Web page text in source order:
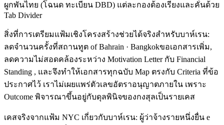
ผูกพันไทย (โฉนด ทะเบียน DBD) แต่ละกองต้องเรียงและคั่นด้วย
Tab Divider
สิ่งที่การเตรียมแฟ้มเชิงโครงสร้างช่วยได้จริงสำหรับบาห์เรน:
ลดจำนวนครั้งที่สถานทูต of Bahrain · Bangkokขอเอกสารเพิ่ม,
ลดความไม่สอดคล้องระหว่าง Motivation Letter กับ Financial
Standing , และจึงทำให้เอกสารทุกฉบับ Map ตรงกับ Criteria ที่ข้อ
ประกาศไว้ เราไม่เผยแพร่ตัวเลขอัตราอนุญาตภายใน เพราะ
Outcome พิจารณาขึ้นอยู่กับดุลพินิจของกงสุลเป็นรายเคส
เคสจริงจากแฟ้ม NYC เกี่ยวกับบาห์เรน: ผู้ว่าจ้างรายหนึ่งยื่น e